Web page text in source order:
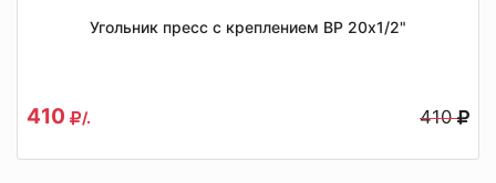
Угольник пресс с креплением ВР 20x1/2"
410 /. 410